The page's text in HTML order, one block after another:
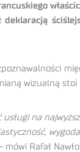
wizualną stoi
na
mówi Rafał